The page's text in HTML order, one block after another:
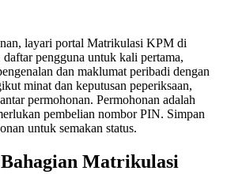
layari portal Matrikulasi KPM di
daftar pengguna untuk kali pertama,
dan maklumat peribadi dengan
minat dan keputusan peperiksaan,
permohonan. Permohonan adalah
pembelian nombor PIN. Simpan
untuk semakan status.
Matrikulasi